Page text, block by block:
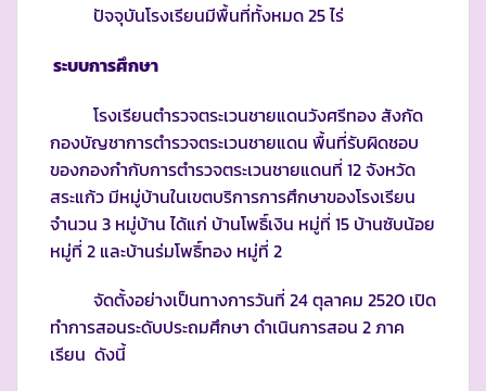
ปัจจุบันโรงเรียนมีพื้นที่ทั้งหมด 25 ไร่
ระบบการศึกษา
โรงเรียนตำรวจตระเวนชายแดนวังศรีทอง สังกัด
กองบัญชาการตำรวจตระเวนชายแดน พื้นที่รับผิดชอบ
ของกองกำกับการตำรวจตระเวนชายแดนที่ 12 จังหวัด
สระแก้ว มีหมู่บ้านในเขตบริการการศึกษาของโรงเรียน
จำนวน 3 หมู่บ้าน ได้แก่ บ้านโพธิ์เงิน หมู่ที่ 15 บ้านซับน้อย
หมู่ที่ 2 และบ้านร่มโพธิ์ทอง หมู่ที่ 2
จัดตั้งอย่างเป็นทางการวันที่ 24 ตุลาคม 2520 เปิด
ทำการสอนระดับประถมศึกษา ดำเนินการสอน 2 ภาค
เรียน ดังนี้